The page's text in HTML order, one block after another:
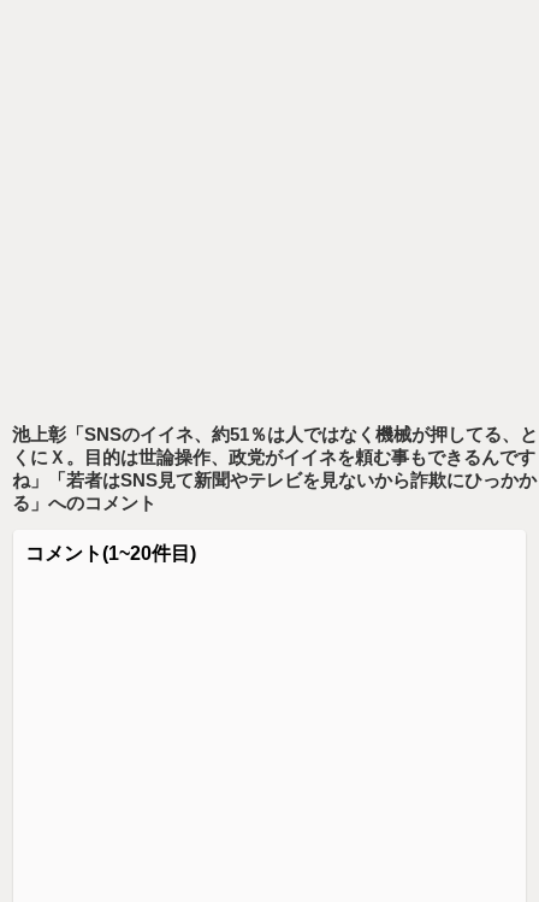
池上彰「SNSのイイネ、約51％は人ではなく機械が押してる、と
くにＸ。目的は世論操作、政党がイイネを頼む事もできるんです
ね」「若者はSNS見て新聞やテレビを見ないから詐欺にひっかか
る」 へのコメント
コメント(1~20件目)